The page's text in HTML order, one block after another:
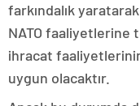
farkındalık
NATO faaliyetlerine
ihracat
uygun olacaktır.